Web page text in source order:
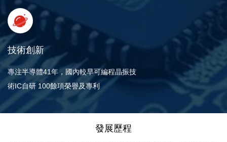
技術創新
專注半導體41年，國內較早可編程晶振技
術IC自研 100餘項榮譽及專利
發展歷程